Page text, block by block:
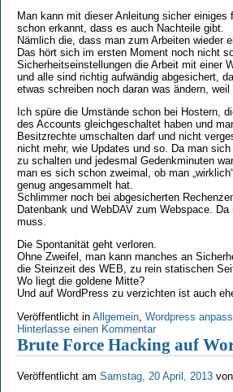
Man kann mit dieser Anleitung sicher
schon erkannt, dass es auch Nachteile gibt.
Nämlich die, dass man zum Arbeiten wieder
Das hört sich im ersten Moment noch nicht
Sicherheitseinstellungen die Arbeit mit einer
und alle sind richtig aufwändig abgesichert,
etwas schreiben noch daran was ändern,
Ich spüre die Umstände schon bei Hostern,
des Accounts gleichgeschaltet haben und
Besitzrechte umschalten darf und nicht
nicht mehr, wie Updates und so. Da man
zu schalten und jedesmal Gedenkminuten
man es sich schon zweimal, ob man
genug angesammelt hat.
Schlimmer noch bei abgesicherten
Datenbank und WebDAV zum Webspace.
muss.
Die Spontanität geht verloren.
Ohne Zweifel, man kann manches an
die Steinzeit des WEB, zu rein statischen
Wo liegt die goldene Mitte?
Und auf WordPress zu verzichten ist auch
Veröffentlicht in Allgemein Wordpress
Hinterlasse einen Kommentar
Brute Force Hacking auf
Veröffentlicht am Samstag, 20 April, 2013 von